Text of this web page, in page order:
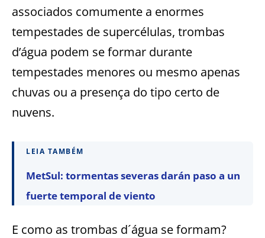
associados comumente a enormes
tempestades de supercélulas, trombas
d’água podem se formar durante
tempestades menores ou mesmo apenas
chuvas ou a presença do tipo certo de
nuvens.
LEIA TAMBÉM
MetSul: tormentas severas darán paso a un
fuerte temporal de viento
E como as trombas d´água se formam?